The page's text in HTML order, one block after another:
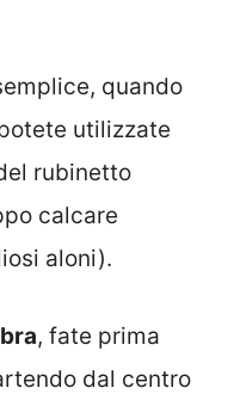
quando
utilizzate
rubinetto
calcare
aloni).
, fate prima
dal centro